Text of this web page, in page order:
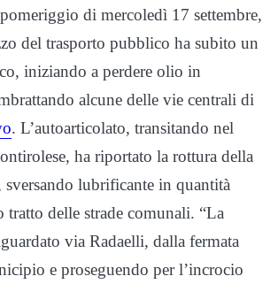
di mercoledì 17 settembre,
del trasporto pubblico ha subito un
iniziando a perdere olio in
alcune delle vie centrali di
. L’autoarticolato, transitando nel
ha riportato la rottura della
sversando lubrificante in quantità
delle strade comunali. “La
via Radaelli, dalla fermata
e proseguendo per l’incrocio